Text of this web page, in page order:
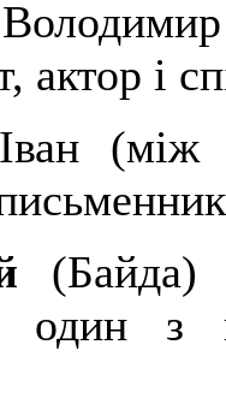
актор і
Іван
один з